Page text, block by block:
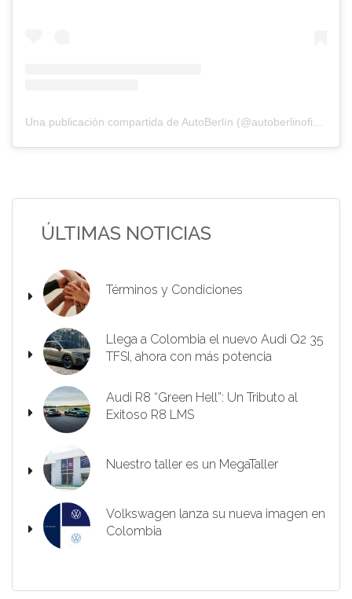
Una publicación compartida de AutoBerlín (@autoberlinoficial)
ÚLTIMAS NOTICIAS
Términos y Condiciones
Llega a Colombia el nuevo Audi Q2 35
TFSI, ahora con más potencia
Audi R8 “Green Hell”: Un Tributo al
Exitoso R8 LMS
Nuestro taller es un MegaTaller
Volkswagen lanza su nueva imagen en
Colombia